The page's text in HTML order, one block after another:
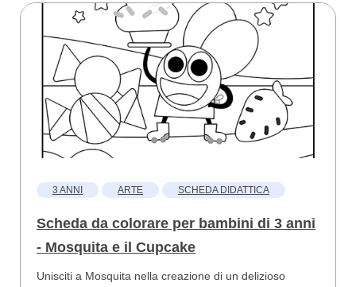
3 ANNI ARTE SCHEDA DIDATTICA
Scheda da colorare per bambini di 3 anni
- Mosquita e il Cupcake
Unisciti a Mosquita nella creazione di un delizioso